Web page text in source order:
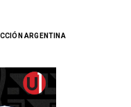
ARGENTINA